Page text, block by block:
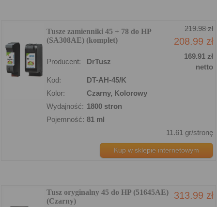
Tusze zamienniki 45 + 78 do HP
(SA308AE) (komplet)
219.98 zł
208.99 zł
Producent: DrTusz
169.91 zł
netto
Kod:
DT-AH-45/K
Kolor:
Czarny, Kolorowy
Wydajność: 1800 stron
Pojemność: 81 ml
11.61 gr/stronę
Kup w sklepie internetowym
Tusz oryginalny 45 do HP (51645AE)
(Czarny)
313.99 zł